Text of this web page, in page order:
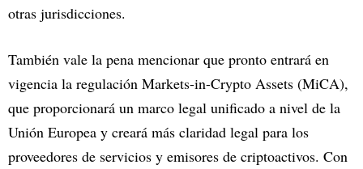
otras jurisdicciones.
También vale la pena mencionar que pronto entrará en
vigencia la regulación Markets-in-Crypto Assets (MiCA),
que proporcionará un marco legal unificado a nivel de la
Unión Europea y creará más claridad legal para los
proveedores de servicios y emisores de criptoactivos. Con